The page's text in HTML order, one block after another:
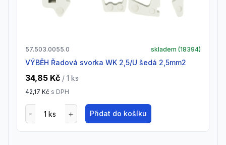
57.503.0055.0 skladem (18394)
VÝBĚH Řadová svorka WK 2,5/U šedá 2,5mm2
34,85 Kč / 1 ks
42,17 Kč s DPH
Přidat do košíku